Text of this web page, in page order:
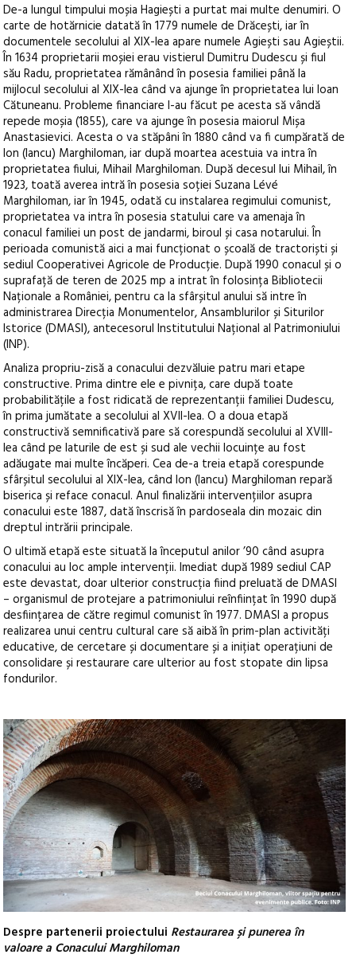
De-a lungul timpului moșia Hagiești a purtat mai multe denumiri. O
carte de hotărnicie datată în 1779 numele de Drăcești, iar în
documentele secolului al XIX-lea apare numele Agiești sau Agieștii.
În 1634 proprietarii moșiei erau vistierul Dumitru Dudescu și fiul
său Radu, proprietatea rămânând în posesia familiei până la
mijlocul secolului al XIX-lea când va ajunge în proprietatea lui Ioan
Cătuneanu. Probleme financiare l-au făcut pe acesta să vândă
repede moșia (1855), care va ajunge în posesia maiorul Mișa
Anastasievici. Acesta o va stăpâni în 1880 când va fi cumpărată de
Ion (Iancu) Marghiloman, iar după moartea acestuia va intra în
proprietatea fiului, Mihail Marghiloman. După decesul lui Mihail, în
1923, toată averea intră în posesia soției Suzana Lévé
Marghiloman, iar în 1945, odată cu instalarea regimului comunist,
proprietatea va intra în posesia statului care va amenaja în
conacul familiei un post de jandarmi, biroul și casa notarului. În
perioada comunistă aici a mai funcționat o școală de tractoriști și
sediul Cooperativei Agricole de Producție. După 1990 conacul și o
suprafață de teren de 2025 mp a intrat în folosința Bibliotecii
Naționale a României, pentru ca la sfârșitul anului să intre în
administrarea Direcția Monumentelor, Ansamblurilor și Siturilor
Istorice (DMASI), antecesorul Institutului Național al Patrimoniului
(INP).
Analiza propriu-zisă a conacului dezvăluie patru mari etape
constructive. Prima dintre ele e pivnița, care după toate
probabilitățile a fost ridicată de reprezentanții familiei Dudescu,
în prima jumătate a secolului al XVII-lea. O a doua etapă
constructivă semnificativă pare să corespundă secolului al XVIII-
lea când pe laturile de est și sud ale vechii locuințe au fost
adăugate mai multe încăperi. Cea de-a treia etapă corespunde
sfârșitul secolului al XIX-lea, când Ion (Iancu) Marghiloman repară
biserica și reface conacul. Anul finalizării intervențiilor asupra
conacului este 1887, dată înscrisă în pardoseala din mozaic din
dreptul intrării principale.
O ultimă etapă este situată la începutul anilor ’90 când asupra
conacului au loc ample intervenții. Imediat după 1989 sediul CAP
este devastat, doar ulterior construcția fiind preluată de DMASI
– organismul de protejare a patrimoniului reînființat în 1990 după
desființarea de către regimul comunist în 1977. DMASI a propus
realizarea unui centru cultural care să aibă în prim-plan activități
educative, de cercetare și documentare și a inițiat operațiuni de
consolidare și restaurare care ulterior au fost stopate din lipsa
fondurilor.
Despre partenerii proiectului Restaurarea și punerea în
valoare a Conacului Marghiloman